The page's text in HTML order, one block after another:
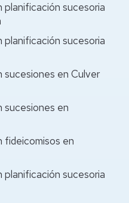
planificación sucesoria
planificación sucesoria
sucesiones en Culver
sucesiones en
fideicomisos en
planificación sucesoria